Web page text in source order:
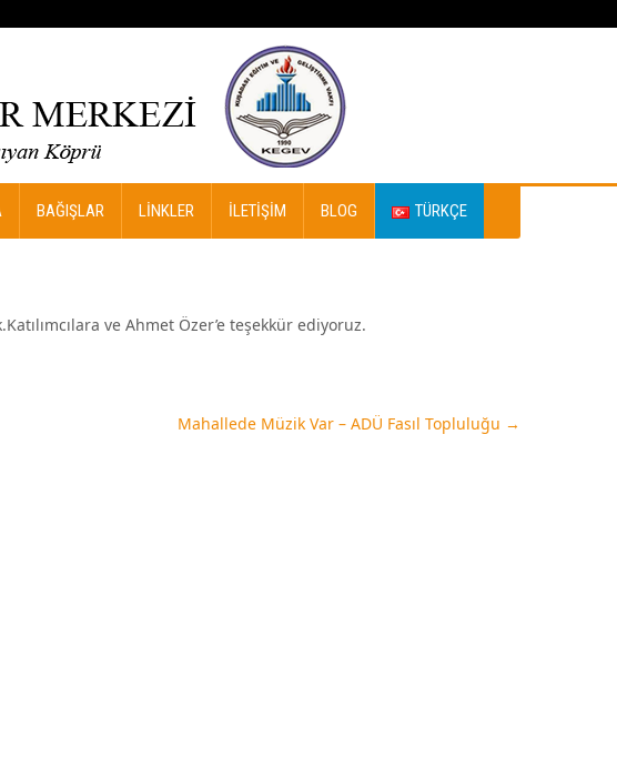
BAĞIŞLAR LINKLER İLETIŞIM BLOG TÜRKÇE
ve Ahmet Özer’e teşekkür ediyoruz.
Mahallede Müzik Var – ADÜ Fasıl Topluluğu →